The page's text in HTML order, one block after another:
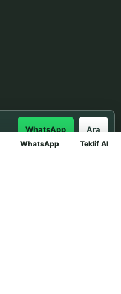
WhatsApp Teklif Al
WhatsApp Ara